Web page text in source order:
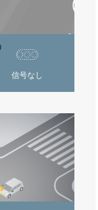
信号なし